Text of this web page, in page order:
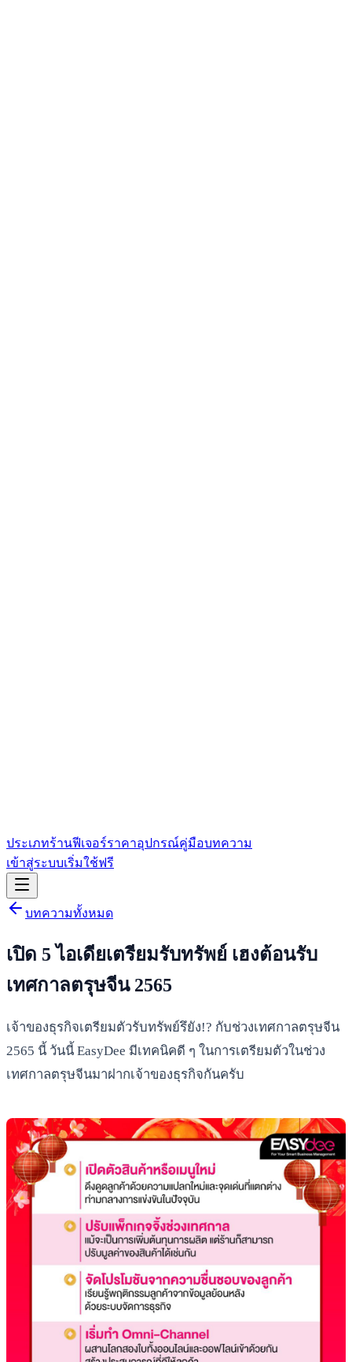
ประเภทร้านฟีเจอร์ราคาอุปกรณ์คู่มือบทความ
เข้าสู่ระบบเริ่มใช้ฟรี
บทความทั้งหมด
เปิด 5 ไอเดียเตรียมรับทรัพย์ เฮงต้อนรับ
เทศกาลตรุษจีน 2565
เจ้าของธุรกิจเตรียมตัวรับทรัพย์รึยัง!? กับช่วงเทศกาลตรุษจีน
2565 นี้ วันนี้ EasyDee มีเทคนิคดี ๆ ในการเตรียมตัวในช่วง
เทศกาลตรุษจีนมาฝากเจ้าของธุรกิจกันครับ